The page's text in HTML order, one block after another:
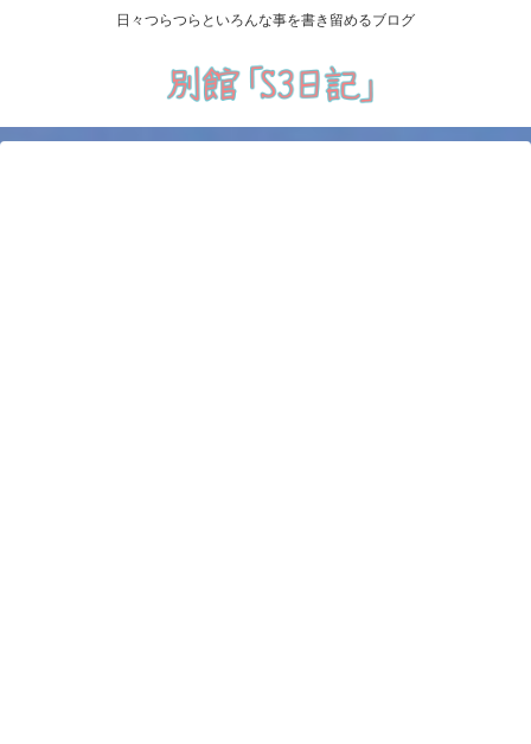
日々つらつらといろんな事を書き留めるブログ